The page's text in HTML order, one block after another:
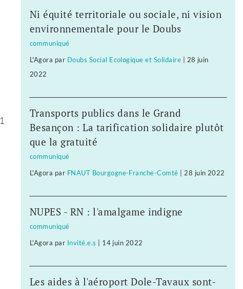
Ni équité territoriale ou sociale, ni vision
environnementale pour le Doubs
communiqué
L'Agora par Doubs Social Ecologique et Solidaire
28 juin
2022
Transports publics dans le Grand
Besançon : La tarification solidaire plutôt
que la gratuité
communiqué
L'Agora par FNAUT Bourgogne-Franche-Comté 28 juin 2022
NUPES - RN : l'amalgame indigne
communiqué
L'Agora par Invité.e.s 14 juin 2022
Les aides à l'aéroport Dole-Tavaux sont-